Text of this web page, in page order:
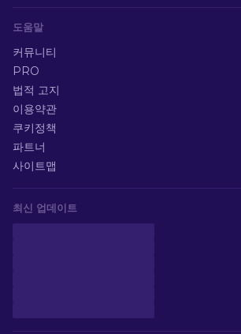
도움말
커뮤니티
PRO
법적 고지
이용약관
쿠키정책
파트너
사이트맵
최신 업데이트